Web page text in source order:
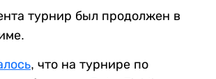
турнир был продолжен в
, что на турнире по